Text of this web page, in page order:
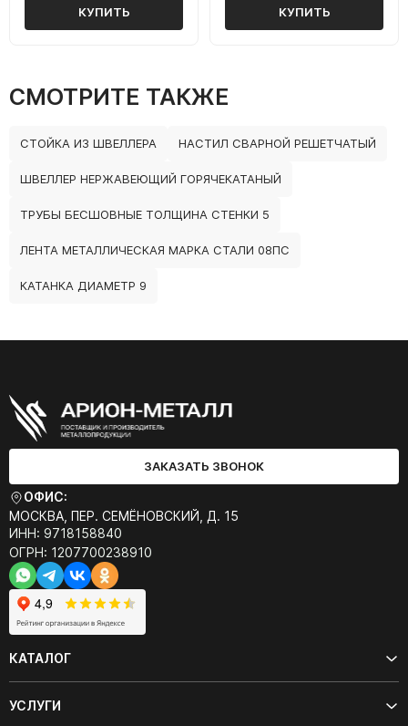
КУПИТЬ КУПИТЬ
СМОТРИТЕ ТАКЖЕ
СТОЙКА ИЗ ШВЕЛЛЕРА НАСТИЛ СВАРНОЙ РЕШЕТЧАТЫЙ
ШВЕЛЛЕР НЕРЖАВЕЮЩИЙ ГОРЯЧЕКАТАНЫЙ
ТРУБЫ БЕСШОВНЫЕ ТОЛЩИНА СТЕНКИ 5
ЛЕНТА МЕТАЛЛИЧЕСКАЯ МАРКА СТАЛИ 08ПС
КАТАНКА ДИАМЕТР 9
ЗАКАЗАТЬ ЗВОНОК
ОФИС:
МОСКВА, ПЕР. СЕМЁНОВСКИЙ, Д. 15
ИНН: 9718158840
ОГРН: 1207700238910
КАТАЛОГ
УСЛУГИ